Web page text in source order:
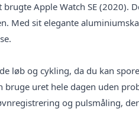
Apple Watch SE (2020).
Med sit elegante
løb og cykling, da du kan
uret hele dagen uden
og pulsmåling,